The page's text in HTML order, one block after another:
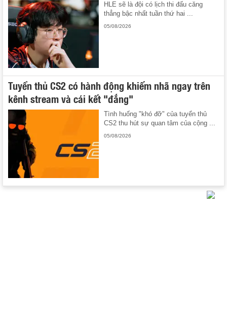
HLE sẽ là đội có lịch thi đấu căng
thẳng bậc nhất tuần thứ hai ...
05/08/2026
Tuyển thủ CS2 có hành động khiếm nhã ngay trên
kênh stream và cái kết "đắng"
Tình huống "khó đỡ" của tuyển thủ
CS2 thu hút sự quan tâm của cộng ...
05/08/2026